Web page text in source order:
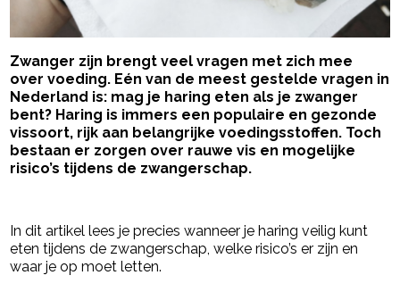
Zwanger zijn brengt veel vragen met zich mee
over voeding. Eén van de meest gestelde vragen in
Nederland is: mag je haring eten als je zwanger
bent? Haring is immers een populaire en gezonde
vissoort, rijk aan belangrijke voedingsstoffen. Toch
bestaan er zorgen over rauwe vis en mogelijke
risico’s tijdens de zwangerschap.
In dit artikel lees je precies wanneer je haring veilig kunt
eten tijdens de zwangerschap, welke risico’s er zijn en
waar je op moet letten.